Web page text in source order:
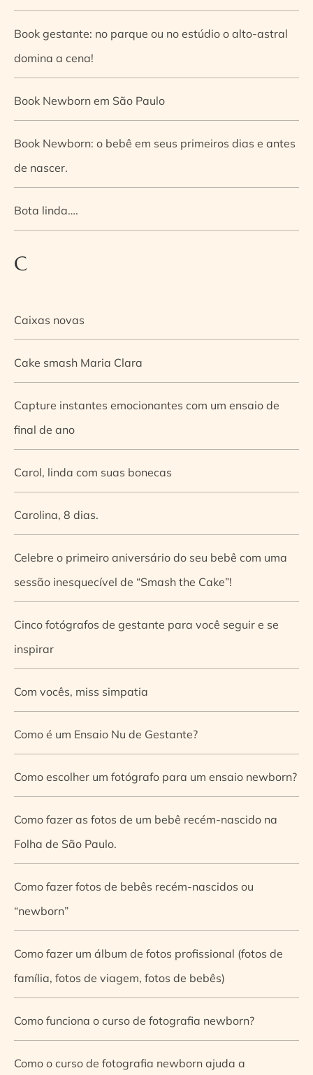
Book gestante: no parque ou no estúdio o alto-astral
domina a cena!
Book Newborn em São Paulo
Book Newborn: o bebê em seus primeiros dias e antes
de nascer.
Bota linda….
C
Caixas novas
Cake smash Maria Clara
Capture instantes emocionantes com um ensaio de
final de ano
Carol, linda com suas bonecas
Carolina, 8 dias.
Celebre o primeiro aniversário do seu bebê com uma
sessão inesquecível de “Smash the Cake”!
Cinco fotógrafos de gestante para você seguir e se
inspirar
Com vocês, miss simpatia
Como é um Ensaio Nu de Gestante?
Como escolher um fotógrafo para um ensaio newborn?
Como fazer as fotos de um bebê recém-nascido na
Folha de São Paulo.
Como fazer fotos de bebês recém-nascidos ou
“newborn”
Como fazer um álbum de fotos profissional (fotos de
família, fotos de viagem, fotos de bebês)
Como funciona o curso de fotografia newborn?
Como o curso de fotografia newborn ajuda a